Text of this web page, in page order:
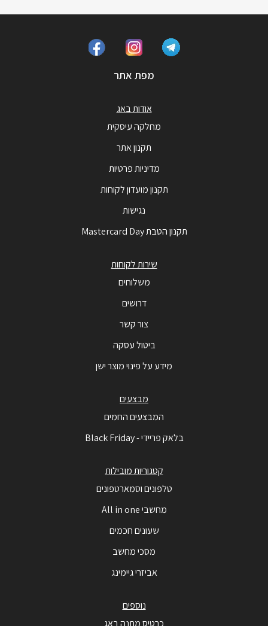
מפת אתר
אודות באג
מחלקה עיסקית
תקנון אתר
מדיניות פרטיות
תקנון מועדון לקוחות
נגישות
תקנון הטבת Mastercard Day
שירות לקוחות
משלוחים
דרושים
צור קשר
ביטול עסקה
מידע על פינוי מוצר ישן
מבצעים
המבצעים החמים
בלאק פריידי - Black Friday
קטגוריות מובילות
טלפונים וסמארטפונים
מחשבי All in one
שעונים חכמים
מסכי מחשב
אביזרי גיימינג
נוספים
כרטיס מתנה באג